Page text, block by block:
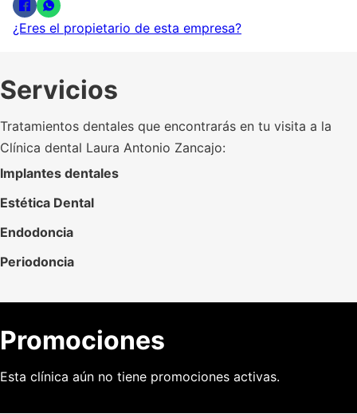
¿Eres el propietario de esta empresa?
Servicios
Tratamientos dentales que encontrarás en tu visita a la
Clínica dental Laura Antonio Zancajo:
Implantes dentales
Estética Dental
Endodoncia
Periodoncia
Promociones
Esta clínica aún no tiene promociones activas.